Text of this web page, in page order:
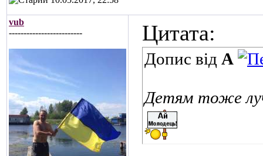
vub
-------------------------
Цитата:
Допис від A
Детям тоже